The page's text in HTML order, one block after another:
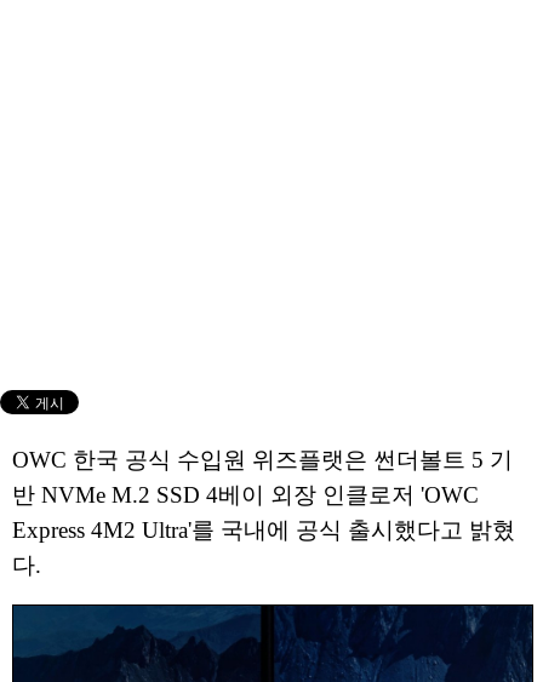
OWC 한국 공식 수입원 위즈플랫은 썬더볼트 5 기
반 NVMe M.2 SSD 4베이 외장 인클로저 'OWC
Express 4M2 Ultra'를 국내에 공식 출시했다고 밝혔
다.